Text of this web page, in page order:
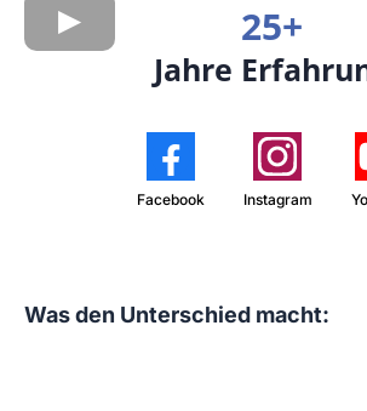
25+
Jahre
Facebook Instagram
Was den Unterschied macht: